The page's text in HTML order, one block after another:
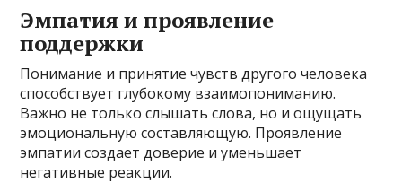
Эмпатия и проявление
поддержки
Понимание и принятие чувств другого человека
способствует глубокому взаимопониманию.
Важно не только слышать слова, но и ощущать
эмоциональную составляющую. Проявление
эмпатии создает доверие и уменьшает
негативные реакции.